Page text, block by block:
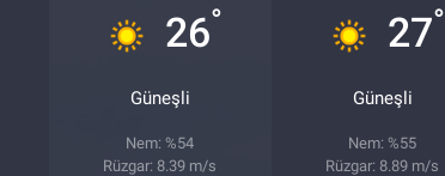
26°
Güneşli
Nem: %54
Rüzgar: 8.39 m/s
27°
Güneşli
Nem: %55
Rüzgar: 8.89 m/s